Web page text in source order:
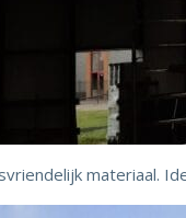
materiaal.